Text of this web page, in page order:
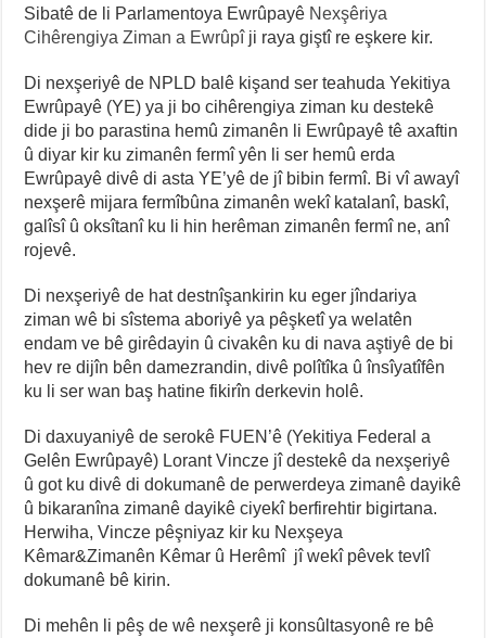
Sibatê de li Parlamentoya Ewrûpayê Nexşêriya
Cihêrengiya Ziman a Ewrûpîji raya giştî re eşkere kir.
Di nexşeriyê de NPLD balê kişand ser teahuda Yekitiya
Ewrûpayê (YE) ya ji bo cihêrengiya ziman ku destekê
dide ji bo parastina hemû zimanên li Ewrûpayê tê axaftin
û diyar kir ku zimanên fermî yên li ser hemû erda
Ewrûpayê divê di asta YE’yê de jî bibin fermî. Bi vî awayî
nexşerê mijara fermîbûna zimanên wekî katalanî, baskî,
galîsî û oksîtanî ku li hin herêman zimanên fermî ne, anî
rojevê.
Di nexşeriyê de hat destnîşankirin ku eger jîndariya
ziman wê bi sîstema aboriyê ya pêşketî ya welatên
endam ve bê girêdayin û civakên ku di nava aştiyê de bi
hev re dijîn bên damezrandin, divê polîtîka û însîyatîfên
ku li ser wan baş hatine fikirîn derkevin holê.
Di daxuyaniyê de serokê FUEN’ê (Yekitiya Federal a
Gelên Ewrûpayê) Lorant Vincze jî destekê da nexşeriyê
û got ku divê di dokumanê de perwerdeya zimanê dayikê
û bikaranîna zimanê dayikê ciyekî berfirehtir bigirtana.
Herwiha, Vincze pêşniyaz kir ku Nexşeya
Kêmar&Zimanên Kêmar û Herêmî jî wekî pêvek tevlî
dokumanê bê kirin.
Di mehên li pêş de wê nexşerê ji konsûltasyonê re bê